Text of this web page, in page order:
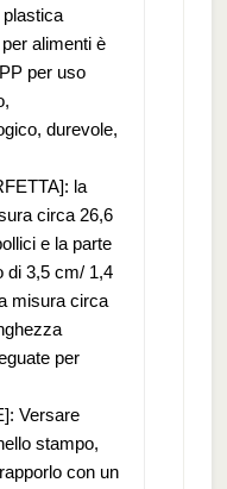
plastica
alimenti è
per uso
durevole,
la
circa 26,6
e la parte
di 3,5 cm/ 1,4
misura circa
per
Versare
stampo,
con un